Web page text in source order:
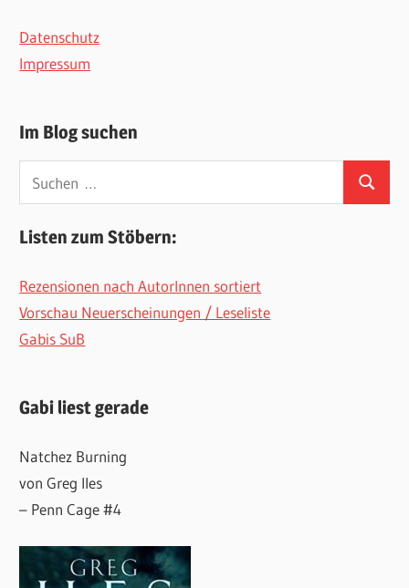
Datenschutz
Impressum
Im Blog suchen
nach:
Suchen
Listen zum Stöbern:
Rezensionen nach AutorInnen sortiert
Vorschau Neuerscheinungen / Leseliste
Gabis SuB
Gabi liest gerade
Natchez Burning
von Greg Iles
– Penn Cage #4